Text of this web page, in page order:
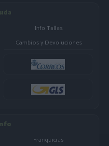
Info Tallas
Cambios y Devoluciones
Franquicias